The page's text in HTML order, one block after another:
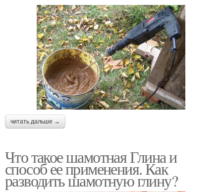
читать дальше →
Что такое шамотная Глина и
способ ее применения. Как
разводить шамотную глину?